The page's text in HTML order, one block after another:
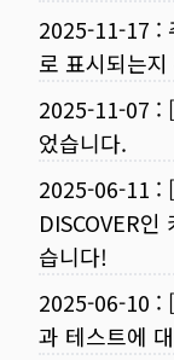
2025-11-17 :
로 표시되는
2025-11-07 :
었습니다.
2025-06-11 :
DISCOVER
습니다!
2025-06-10 :
과 테스트에